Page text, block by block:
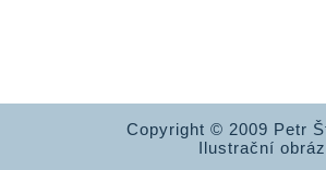
Copyright © 2009 Petr
Ilustrační